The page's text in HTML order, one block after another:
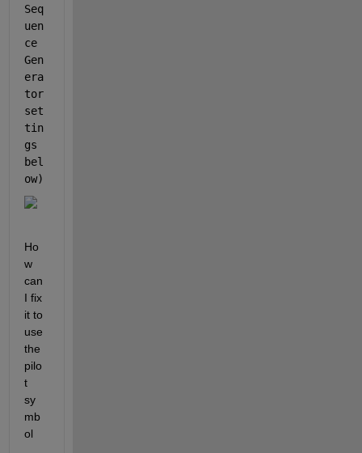
Seq
uen
ce
Gen
era
tor
set
tin
gs
bel
ow)
Ho
w
can
I fix
it to
use
the
pilo
t
sy
mb
ol